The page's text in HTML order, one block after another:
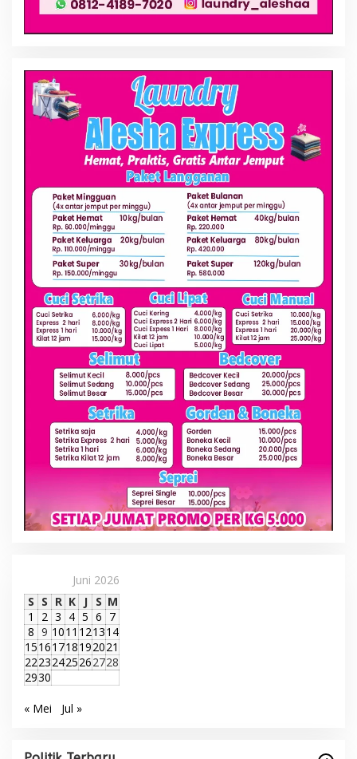
Juni 2026
S S R K J S M
1
2 3 4 5 6 7
8 9 1011 121314
15161718192021
22232425262728
2930
« Mei Jul »